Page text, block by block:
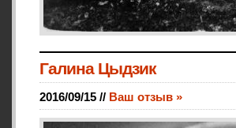
Галина Цыдзик
2016/09/15 // Ваш отзыв »